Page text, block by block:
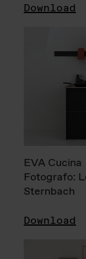
Download
EVA Cucina
Fotografo:
Sternbach
Download